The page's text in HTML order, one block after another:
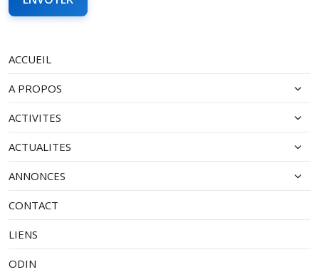
ACCUEIL
A PROPOS
ACTIVITES
ACTUALITES
ANNONCES
CONTACT
LIENS
ODIN